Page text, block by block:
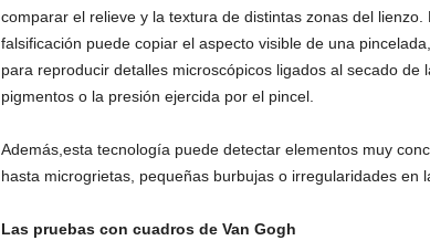
comparar el relieve y la textura de distintas zonas del
falsificación puede copiar el aspecto visible de una
para reproducir detalles microscópicos ligados al secado de
pigmentos o la presión ejercida por el pincel.
Además,esta tecnología puede detectar elementos muy
hasta microgrietas, pequeñas burbujas o irregularidades en
Las pruebas con cuadros de Van Gogh